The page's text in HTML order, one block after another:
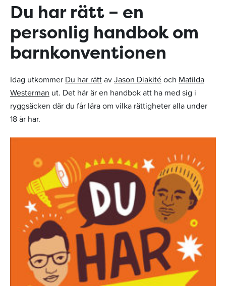
Du har rätt – en
personlig handbok om
barnkonventionen
Idag utkommer Du har rättavJason Diakitéoch Matilda
Westerman ut. Det här är en handbok att ha med sig i
ryggsäcken där du får lära om vilka rättigheter alla under
18 år har.